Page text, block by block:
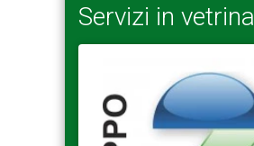
Servizi in vetrina